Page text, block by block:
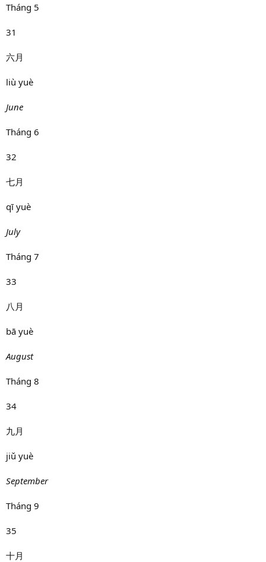
Tháng 5
31
六月
liù yuè
June
Tháng 6
32
七月
qī yuè
July
Tháng 7
33
八月
bā yuè
August
Tháng 8
34
九月
jiǔ yuè
September
Tháng 9
35
十月